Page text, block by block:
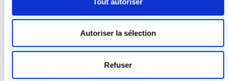
Autoriser la sélection
Refuser